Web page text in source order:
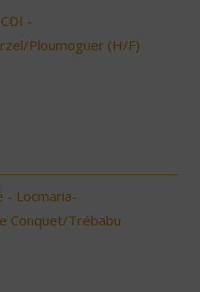
-
Ploumoguer (H/F)
- Locmaria-
Conquet/Trébabu